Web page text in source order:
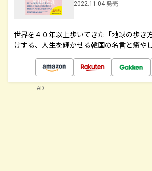
2022.11.04 発売
世界を４０年以上歩いてきた「地球の歩き
けする、人生を輝かせる韓国の名言と癒や
AD